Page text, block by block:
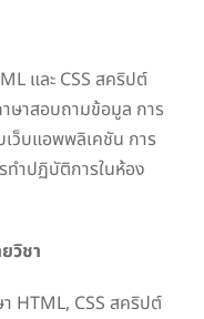
และ CSS สคริปต์
าสอบถามข้อมูล การ
ว็บแอพพลิเคชัน การ
ทำปฏิบัติการในห้อง
วิชา
HTML, CSS สคริปต์